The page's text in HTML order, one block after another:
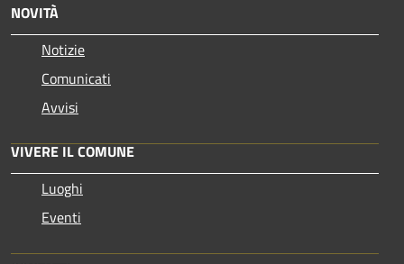
NOVITÀ
Notizie
Comunicati
Avvisi
VIVERE IL COMUNE
Luoghi
Eventi